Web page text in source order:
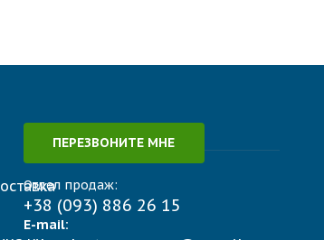
ПЕРЕЗВОНИТЕ МНЕ
Отдел продаж:
+38 (093) 886 26 15
E-mail: